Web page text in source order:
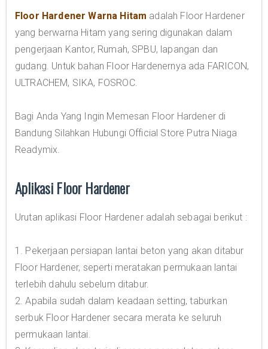
Floor Hardener Warna Hitam adalah Floor Hardener
yang berwarna Hitam yang sering digunakan dalam
pengerjaan Kantor, Rumah, SPBU, lapangan dan
gudang. Untuk bahan Floor Hardenernya ada FARICON,
ULTRACHEM, SIKA, FOSROC.
Bagi Anda Yang Ingin Memesan Floor Hardener di
Bandung Silahkan Hubungi Official Store Putra Niaga
Readymix.
Aplikasi Floor Hardener
Urutan aplikasi Floor Hardener adalah sebagai berikut :
1. Pekerjaan persiapan lantai beton yang akan ditabur
Floor Hardener, seperti meratakan permukaan lantai
terlebih dahulu sebelum ditabur.
2. Apabila sudah dalam keadaan setting, taburkan
serbuk Floor Hardener secara merata ke seluruh
permukaan lantai.